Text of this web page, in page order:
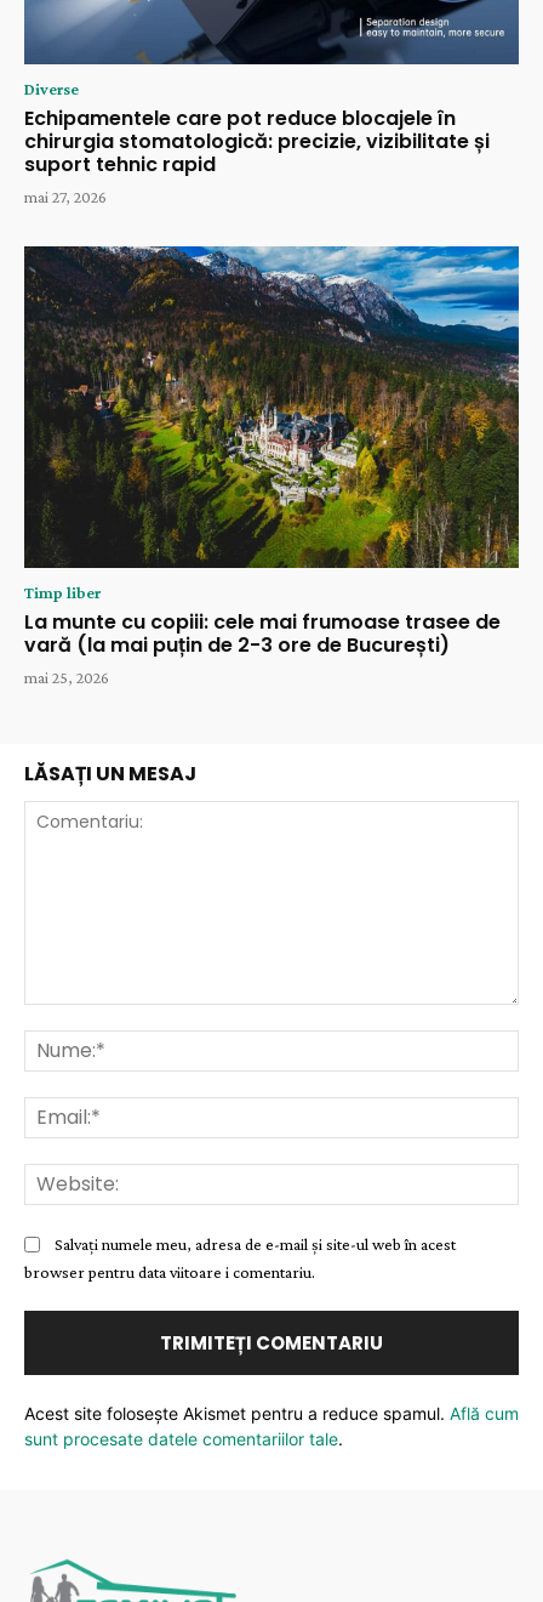
Diverse
Echipamentele care pot reduce blocajele în
chirurgia stomatologică: precizie, vizibilitate și
suport tehnic rapid
mai 27, 2026
Timp liber
La munte cu copiii: cele mai frumoase trasee de
vară (la mai puțin de 2-3 ore de București)
mai 25, 2026
LĂSAȚI UN MESAJ
Salvați numele meu, adresa de e-mail și site-ul web în acest
browser pentru data viitoare i comentariu.
Acest site folosește Akismet pentru a reduce spamul. Află cum
sunt procesate datele comentariilor tale.